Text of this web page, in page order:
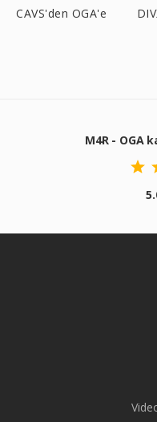
CAVS'den OGA'e
M4R - OGA